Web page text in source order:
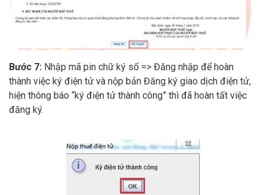
Bước 7: Nhập mã pin chữ ký số => Đăng nhập để hoàn
thành việc ký điện tử và nộp bản Đăng ký giao dịch điện tử,
hiện thông báo “ký điện tử thành công” thì đã hoàn tất việc
đăng ký.